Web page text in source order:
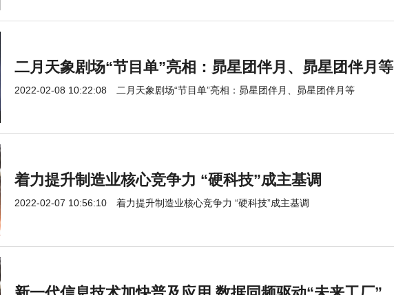
二月天象剧场“节目单”亮相：昴星团伴月、昴星团伴月等
2022-02-08 10:22:08 二月天象剧场“节目单”亮相：昴星团伴月、昴星团伴月等
着力提升制造业核心竞争力 “硬科技”成主基调
2022-02-07 10:56:10 着力提升制造业核心竞争力 “硬科技”成主基调